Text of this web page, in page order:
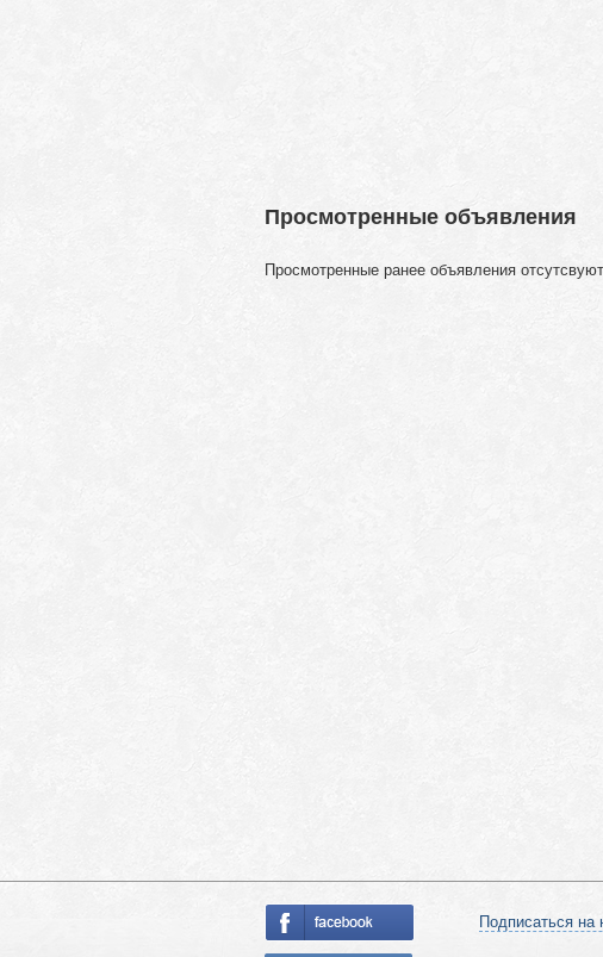
Просмотренные объявления
Просмотренные ранее объявления
Подписаться на